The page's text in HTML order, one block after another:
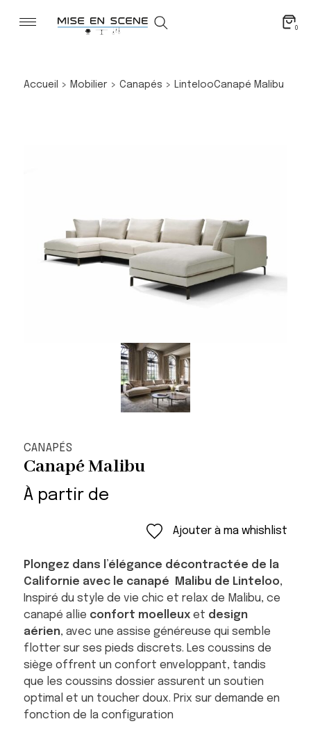
0
Accueil > Mobilier> Canapés > LintelooCanapé Malibu
CANAPÉS
Canapé Malibu
À partir de
Ajouter à ma whishlist
Plongez dans l’élégance décontractée de la
Californie avec le canapé Malibu de Linteloo,
Inspiré du style de vie chic et relax de Malibu, ce
canapé allie confort moelleuxet design
aérien, avec une assise généreuse qui semble
flotter sur ses pieds discrets. Les coussins de
siège offrent un confort enveloppant, tandis
que les coussins dossier assurent un soutien
optimal et un toucher doux. Prix sur demande en
fonction de la configuration